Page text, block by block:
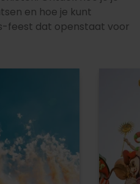
en hoe je kunt
feest dat openstaat voor